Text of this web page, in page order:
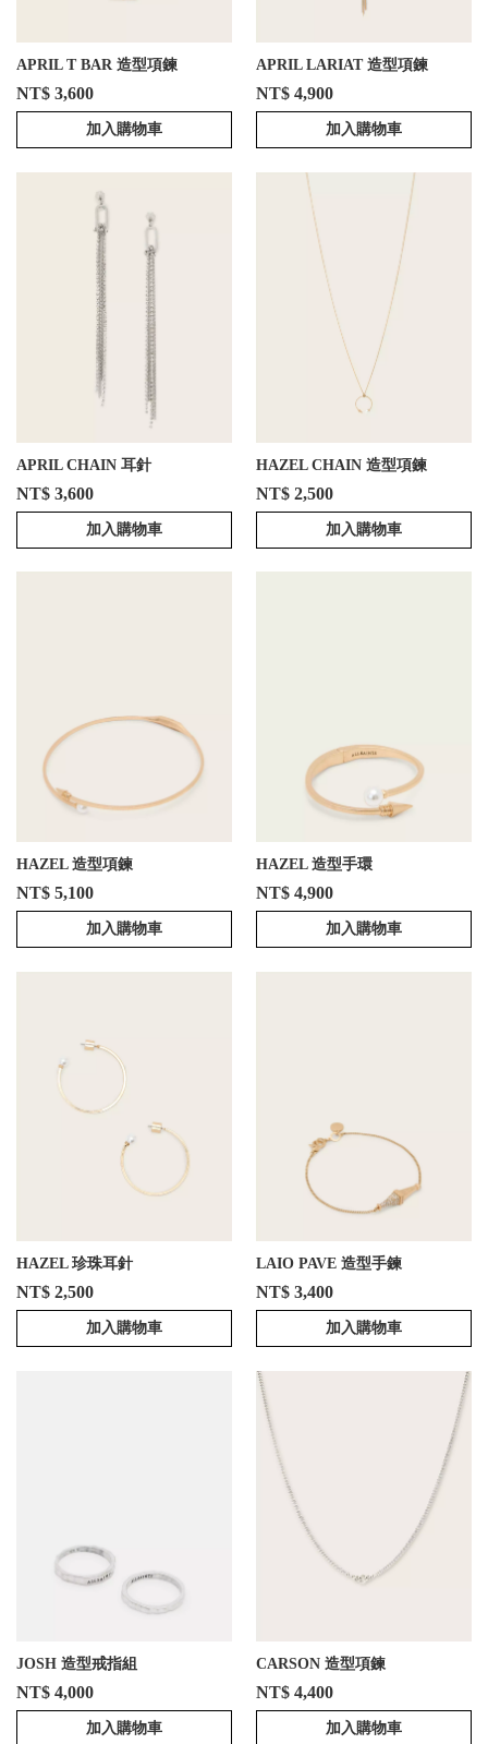
APRIL T BAR 造型項鍊
NT$ 3,600
加入購物車
APRIL LARIAT 造型項鍊
NT$ 4,900
加入購物車
APRIL CHAIN 耳針
NT$ 3,600
加入購物車
HAZEL CHAIN 造型項鍊
NT$ 2,500
加入購物車
HAZEL 造型項鍊
NT$ 5,100
加入購物車
HAZEL 造型手環
NT$ 4,900
加入購物車
HAZEL 珍珠耳針
NT$ 2,500
加入購物車
LAIO PAVE 造型手鍊
NT$ 3,400
加入購物車
JOSH 造型戒指組
NT$ 4,000
加入購物車
CARSON 造型項鍊
NT$ 4,400
加入購物車